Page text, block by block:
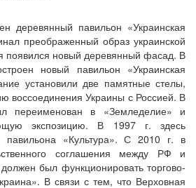
деревянный павильон «Украинская
преображенный образ украинской
появился новый деревянный фасад. В
новый павильон «Украинская
установили две памятные стелы,
воссоединения Украины с Россией. В
переименован в «Земледелие» и
экспозицию. В 1997 г. здесь
павильона «Культура». С 2010 г. в
соглашения между РФ и
был функционировать торгово-
В связи с тем, что Верховная